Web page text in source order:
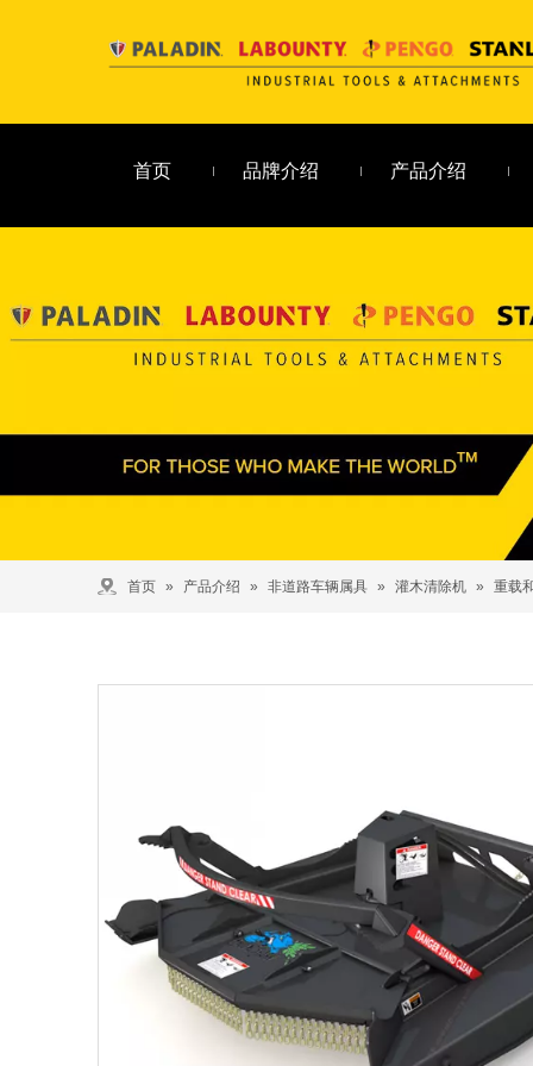
首页 品牌介绍 产品介绍
首页 » 产品介绍 » 非道路车辆属具 » 灌木清除机 » 重载